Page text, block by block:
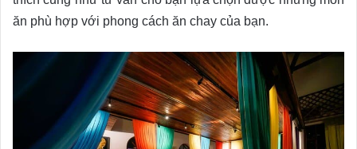
ăn phù hợp với phong cách ăn chay của bạn.